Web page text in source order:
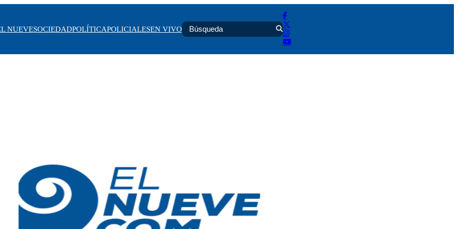
NUEVESOCIEDADPOLÍTICAPOLICIALESEN VIVO